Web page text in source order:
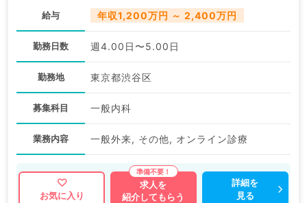
給与 年収1,200万円 ～ 2,400万円
勤務日数 週4.00日〜5.00日
勤務地 東京都渋谷区
募集科目 一般内科
業務内容 一般外来, その他, オンライン診療
お気に入り
求人を
紹介してもらう
詳細を
見る